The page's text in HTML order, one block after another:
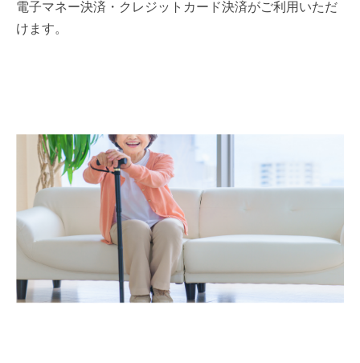
電子マネー決済・クレジットカード決済がご利用いただ
けます。